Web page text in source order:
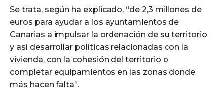
Se trata, según ha explicado, “de 2,3 millones de
euros para ayudar a los ayuntamientos de
Canarias a impulsar la ordenación de su territorio
y así desarrollar políticas relacionadas con la
vivienda, con la cohesión del territorio o
completar equipamientos en las zonas donde
más hacen falta”.